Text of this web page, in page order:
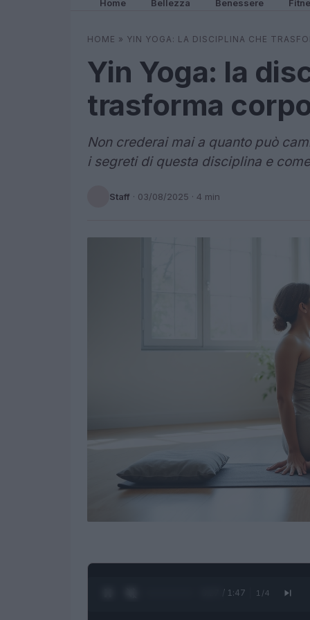
Home Bellezza Benessere
HOME » YIN YOGA: LA DISCIPLINA CHE
Yin Yoga: la
trasforma
Non crederai mai a quanto può
i segreti di questa disciplina e
Staff · 03/08/2025 · 4 min
0:28 / 1:47 1 /4